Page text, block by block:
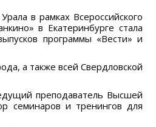
в рамках Всероссийского
в Екатеринбурге стала
программы «Вести» и
а также всей Свердловской
преподаватель Высшей
семинаров и тренингов для